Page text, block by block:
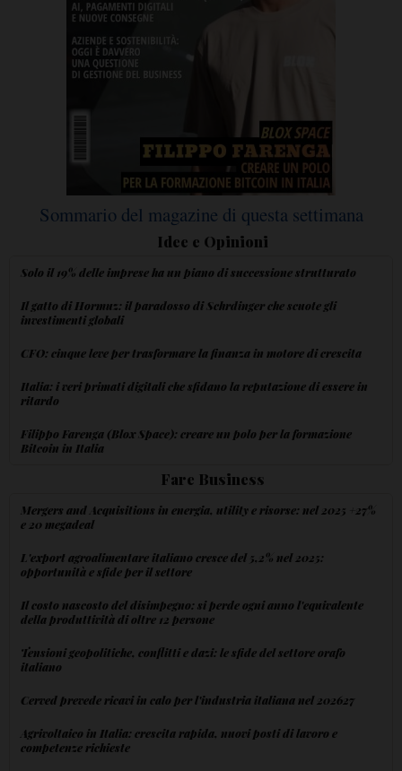
Sommario del magazine di questa settimana
Idee e Opinioni
Solo il 19% delle imprese ha un piano di successione strutturato
Il gatto di Hormuz: il paradosso di Schrdinger che scuote gli
investimenti globali
CFO: cinque leve per trasformare la finanza in motore di crescita
Italia: i veri primati digitali che sfidano la reputazione di essere in
ritardo
Filippo Farenga (Blox Space): creare un polo per la formazione
Bitcoin in Italia
Fare Business
Mergers and Acquisitions in energia, utility e risorse: nel 2025 +27%
e 20 megadeal
L'export agroalimentare italiano cresce del 5,2% nel 2025:
opportunità e sfide per il settore
Il costo nascosto del disimpegno: si perde ogni anno l'equivalente
della produttività di oltre 12 persone
Tensioni geopolitiche, conflitti e dazi: le sfide del settore orafo
italiano
Cerved prevede ricavi in calo per l'industria italiana nel 202627
Agrivoltaico in Italia: crescita rapida, nuovi posti di lavoro e
competenze richieste